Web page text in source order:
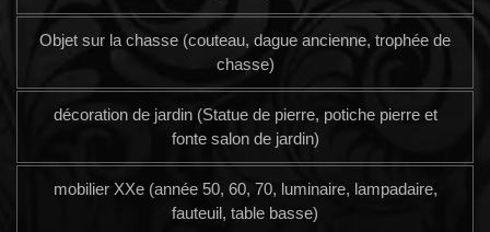
Objet sur la chasse (couteau, dague ancienne, trophée de
chasse)
décoration de jardin (Statue de pierre, potiche pierre et
fonte salon de jardin)
mobilier XXe (année 50, 60, 70, luminaire, lampadaire,
fauteuil, table basse)